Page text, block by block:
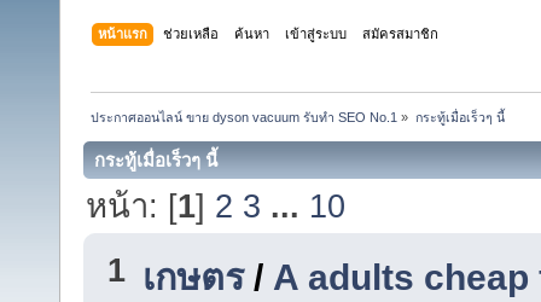
หน้าแรก ช่วยเหลือ ค้นหา เข้าสู่ระบบ สมัครสมาชิก
ประกาศออนไลน์ ขาย dyson vacuum รับทำ SEO No.1 » กระทู้เมื่อเร็วๆ นี้
กระทู้เมื่อเร็วๆ นี้
หน้า: [1] 2 3 ... 10
1 เกษตร/ A adults